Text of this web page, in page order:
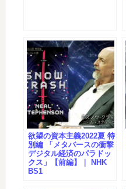
欲望の資本主義2022夏 特
別編 「メタバースの衝撃
デジタル経済のパラドッ
クス」【前編】｜ NHK
BS1